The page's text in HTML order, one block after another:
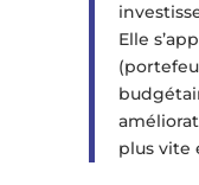
Elle
plus vite